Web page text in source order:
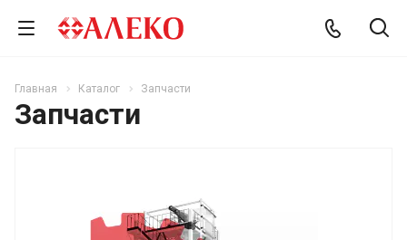
Главная Каталог Запчасти
Запчасти